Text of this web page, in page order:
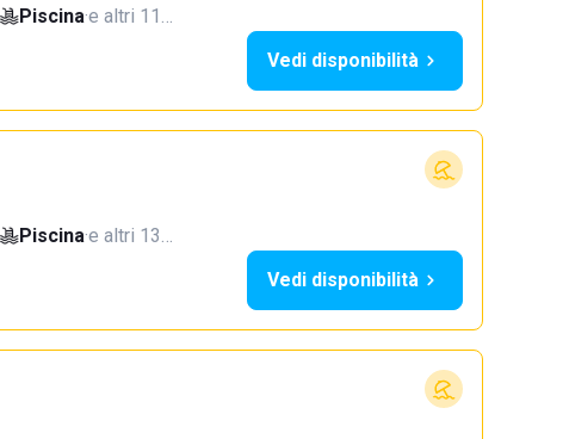
Piscina·e altri 11…
Vedi disponibilità
Piscina·e altri 13…
Vedi disponibilità